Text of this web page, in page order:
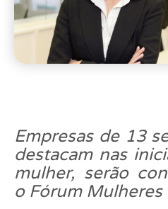
Empresas de 13
destacam nas
mulher, serão
o Fórum Mulheres